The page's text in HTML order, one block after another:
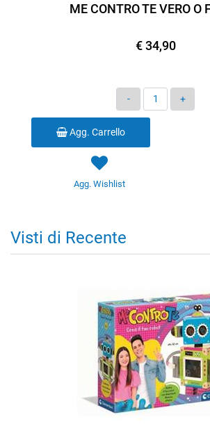
ME CONTRO TE VERO O
€ 34,90
Quantità
Agg. Carrello
Agg. Wishlist
Visti di Recente